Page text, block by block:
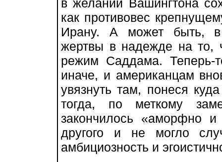
в желании Вашингтона
как противовес
Ирану. А может быть, в
жертвы в надежде на то,
режим Саддама. Теперь-
иначе, и американцам
увязнуть там, понеся
тогда, по меткому
закончилось «аморфно
другого и не могло
амбициозность и